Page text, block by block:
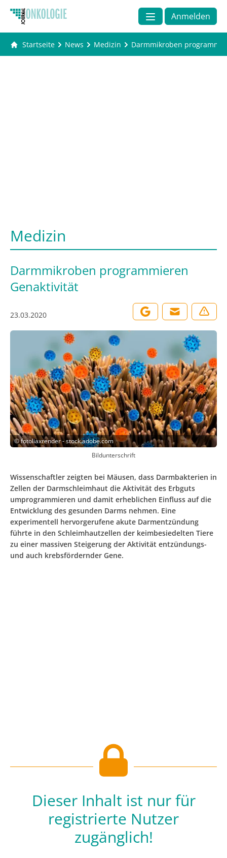
Anmelden
Startseite News Medizin Darmmikroben
Medizin
Darmmikroben programmieren
Genaktivität
23.03.2020
©fotoliaxrender - stock.adobe.com
Bildunterschrift
Wissenschaftler zeigten bei Mäusen, dass Darmbakterien in
Zellen der Darmschleimhaut die Aktivität des Erbguts
umprogrammieren und damit erheblichen Einfluss auf die
Entwicklung des gesunden Darms nehmen. Eine
experimentell hervorgerufene akute Darmentzündung
führte in den Schleimhautzellen der keimbesiedelten Tiere
zu einer massiven Steigerung der Aktivität entzündungs-
und auch krebsfördernder Gene.
Dieser Inhalt ist nur für
registrierte Nutzer
zugänglich!